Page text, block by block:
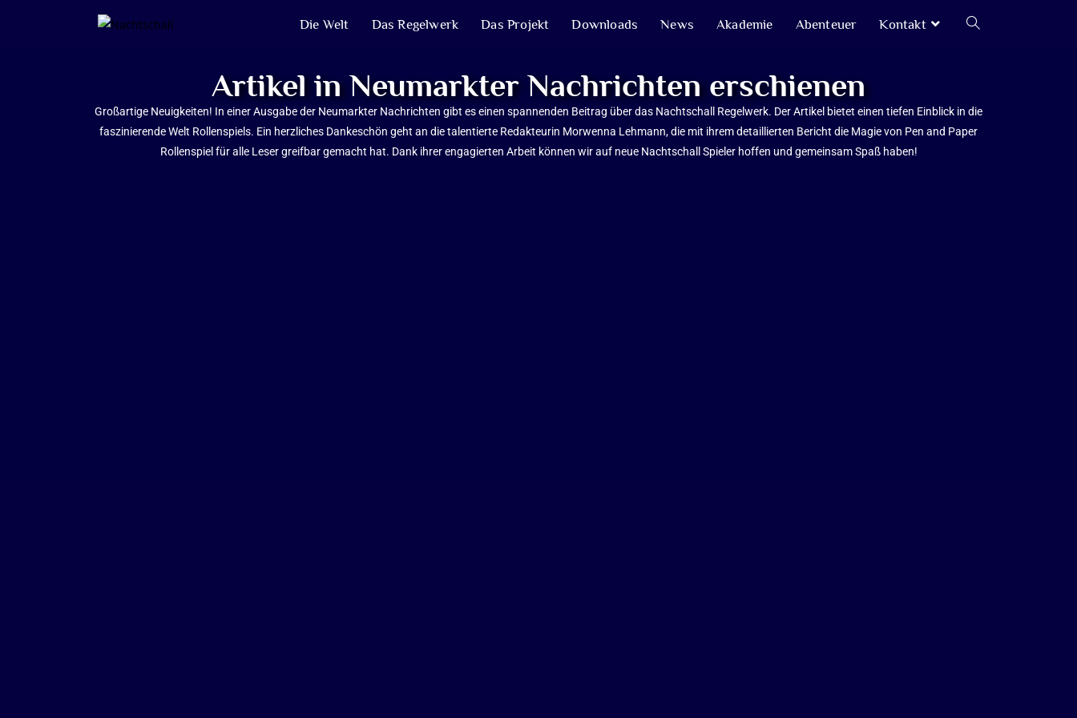
Die Welt Das Regelwerk Das Projekt Downloads News Akademie Abenteuer Kontakt
Artikel in Neumarkter Nachrichten erschienen
Großartige Neuigkeiten! In einer Ausgabe der Neumarkter Nachrichten gibt es einen spannenden Beitrag über das Nachtschall Regelwerk. Der Artikel bietet einen tiefen Einblick in die
faszinierende Welt Rollenspiels. Ein herzliches Dankeschön geht an die talentierte Redakteurin Morwenna Lehmann, die mit ihrem detaillierten Bericht die Magie von Pen and Paper
Rollenspiel für alle Leser greifbar gemacht hat. Dank ihrer engagierten Arbeit können wir auf neue Nachtschall Spieler hoffen und gemeinsam Spaß haben!